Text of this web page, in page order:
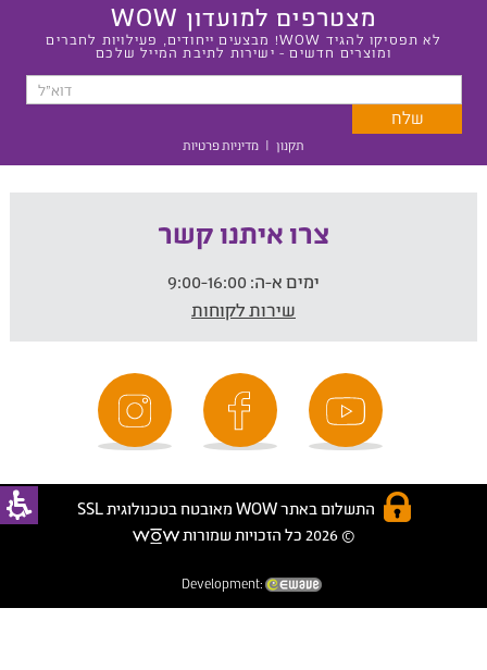
מצטרפים למועדון WOW
לא תפסיקו להגיד WOW! מבצעים ייחודים, פעילויות לחברים
ומוצרים חדשים - ישירות לתיבת המייל שלכם
תקנון | מדיניות פרטיות
צרו איתנו קשר
ימים א-ה:
שירות לקוחות
התשלום באתר WOW מאובטח בטכנולוגית SSL
© 2026 כל הזכויות שמורות
Development: